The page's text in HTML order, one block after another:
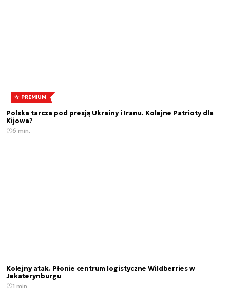
PREMIUM
Polska tarcza pod presją Ukrainy i Iranu. Kolejne Patrioty dla
Kijowa?
6 min.
Kolejny atak. Płonie centrum logistyczne Wildberries w
Jekaterynburgu
1 min.